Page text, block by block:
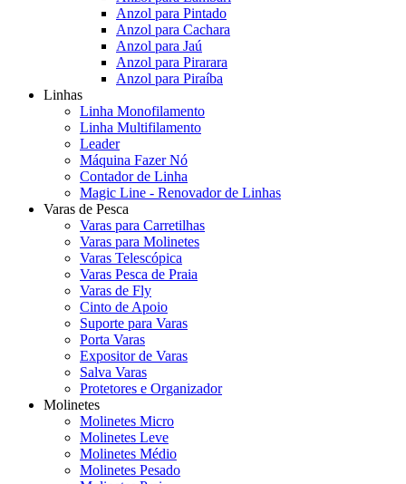
Anzol para Pintado
Anzol para Cachara
Anzol para Jaú
Anzol para Pirarara
Anzol para Piraíba
Linhas
Linha Monofilamento
Linha Multifilamento
Leader
Máquina Fazer Nó
Contador de Linha
Magic Line - Renovador de Linhas
Varas de Pesca
Varas para Carretilhas
Varas para Molinetes
Varas Telescópica
Varas Pesca de Praia
Varas de Fly
Cinto de Apoio
Suporte para Varas
Porta Varas
Expositor de Varas
Salva Varas
Protetores e Organizador
Molinetes
Molinetes Micro
Molinetes Leve
Molinetes Médio
Molinetes Pesado